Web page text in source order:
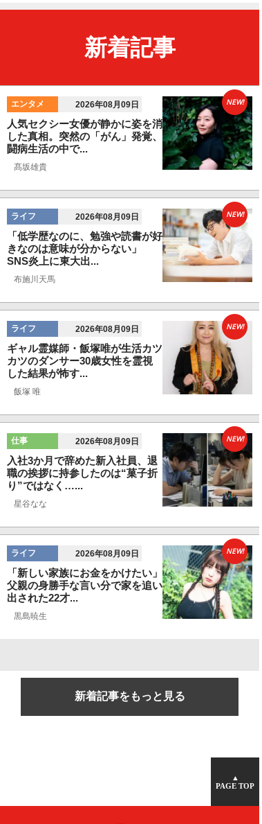
新着記事
エンタメ 2026年08月09日
人気セクシー女優が静かに姿を消
した真相。突然の「がん」発覚、
闘病生活の中で...
髙坂雄貴
NEW!
ライフ 2026年08月09日
「低学歴なのに、勉強や読書が好
きなのは意味が分からない」
SNS炎上に東大出...
布施川天馬
NEW!
ライフ 2026年08月09日
ギャル霊媒師・飯塚唯が生活カツ
カツのダンサー30歳女性を霊視
した結果が怖す...
飯塚 唯
NEW!
仕事 2026年08月09日
入社3か月で辞めた新入社員、退
職の挨拶に持参したのは“菓子折
り”ではなく…...
星谷なな
NEW!
ライフ 2026年08月09日
「新しい家族にお金をかけたい」
父親の身勝手な言い分で家を追い
出された22才...
黒島暁生
NEW!
新着記事をもっと見る
▲
PAGE TOP